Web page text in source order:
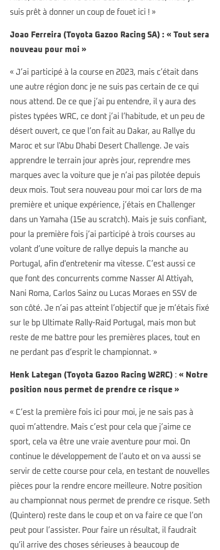
suis prêt à donner un coup de fouet ici ! »
Joao Ferreira (Toyota Gazoo Racing SA) : « Tout sera
nouveau pour moi »
« J’ai participé à la course en 2023, mais c’était dans
une autre région donc je ne suis pas certain de ce qui
nous attend. De ce que j’ai pu entendre, il y aura des
pistes typées WRC, ce dont j’ai l’habitude, et un peu de
désert ouvert, ce que l’on fait au Dakar, au Rallye du
Maroc et sur l'Abu Dhabi Desert Challenge. Je vais
apprendre le terrain jour après jour, reprendre mes
marques avec la voiture que je n’ai pas pilotée depuis
deux mois. Tout sera nouveau pour moi car lors de ma
première et unique expérience, j’étais en Challenger
dans un Yamaha (15e au scratch). Mais je suis confiant,
pour la première fois j’ai participé à trois courses au
volant d’une voiture de rallye depuis la manche au
Portugal, afin d'entretenir ma vitesse. C’est aussi ce
que font des concurrents comme Nasser Al Attiyah,
Nani Roma, Carlos Sainz ou Lucas Moraes en SSV de
son côté. Je n’ai pas atteint l’objectif que je m’étais fixé
sur le bp Ultimate Rally-Raid Portugal, mais mon but
reste de me battre pour les premières places, tout en
ne perdant pas d’esprit le championnat. »
Henk Lategan (Toyota Gazoo Racing W2RC) : « Notre
position nous permet de prendre ce risque »
« C’est la première fois ici pour moi, je ne sais pas à
quoi m’attendre. Mais c’est pour cela que j’aime ce
sport, cela va être une vraie aventure pour moi. On
continue le développement de l’auto et on va aussi se
servir de cette course pour cela, en testant de nouvelles
pièces pour la rendre encore meilleure. Notre position
au championnat nous permet de prendre ce risque. Seth
(Quintero) reste dans le coup et on va faire ce que l’on
peut pour l’assister. Pour faire un résultat, il faudrait
qu’il arrive des choses sérieuses à beaucoup de